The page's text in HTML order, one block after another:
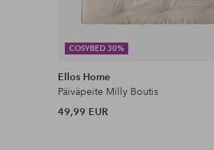
COSYBED 30%
Ellos Home
Päiväpeite Milly Boutis
49,99 EUR